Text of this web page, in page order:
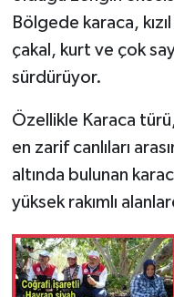
Bölgede karaca,
çakal, kurt ve çok
sürdürüyor.
Özellikle Karaca
en zarif canlıları
altında bulunan
yüksek rakımlı